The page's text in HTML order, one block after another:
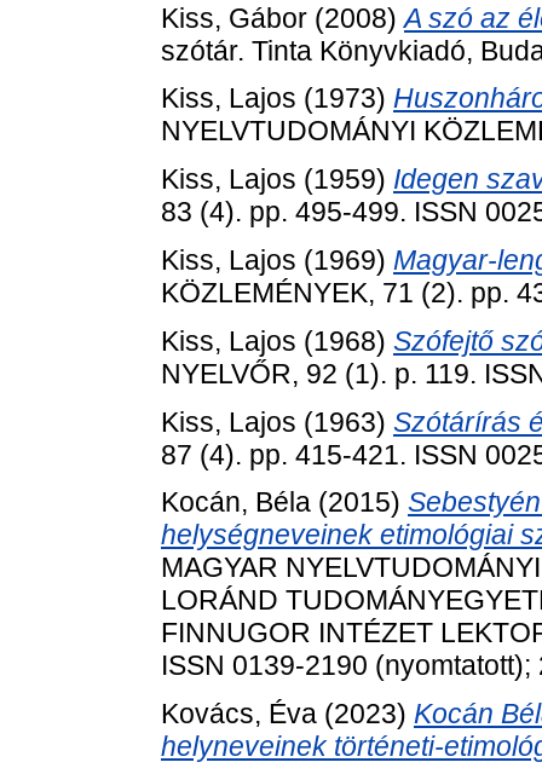
Kiss, Gábor (2008)A szó az
szótár. Tinta Könyvkiadó,
Kiss, Lajos (1973)
NYELVTUDOMÁNYI
Kiss, Lajos (1959) Idegen
83 (4). pp. 495-499. ISSN
Kiss, Lajos (1969) Magyar-
KÖZLEMÉNYEK, 71 (2). pp.
Kiss, Lajos (1968) Szófejtő
NYELVŐR, 92 (1). p. 119.
Kiss, Lajos (1963) Szótárírás
87 (4). pp. 415-421. ISSN
Kocán, Béla (2015)
helységneveinek etimológiai
MAGYAR
LORÁND
FINNUGOR INTÉZET
ISSN 0139-2190
Kovács, Éva (2023) Kocán
helyneveinek történeti-